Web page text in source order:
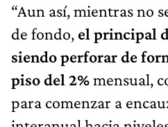
“Aun así, mientras no
de fondo, el principal
siendo perforar de
piso del 2%mensual,
para comenzar a